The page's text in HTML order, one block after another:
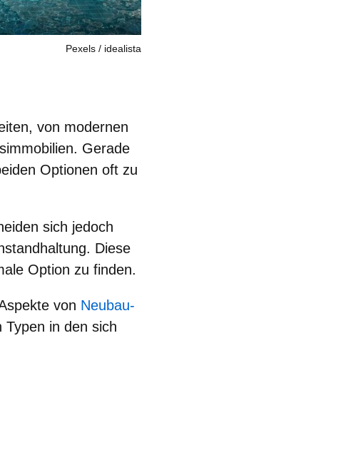
Pexels / idealista
von modernen
. Gerade
Optionen oft zu
sich jedoch
Diese
Option zu finden.
von Neubau-
Typen in den sich